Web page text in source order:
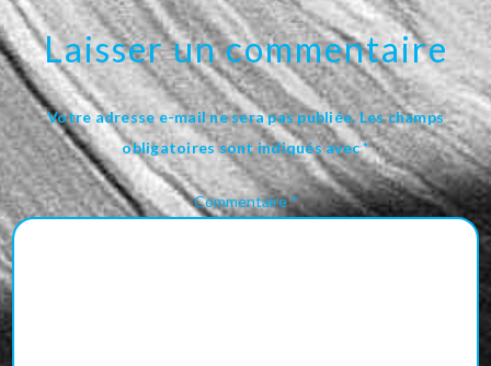
Laisser un commentaire
Votre adresse e-mail ne sera pas publiée. Les champs
obligatoires sont indiqués avec*
Commentaire*